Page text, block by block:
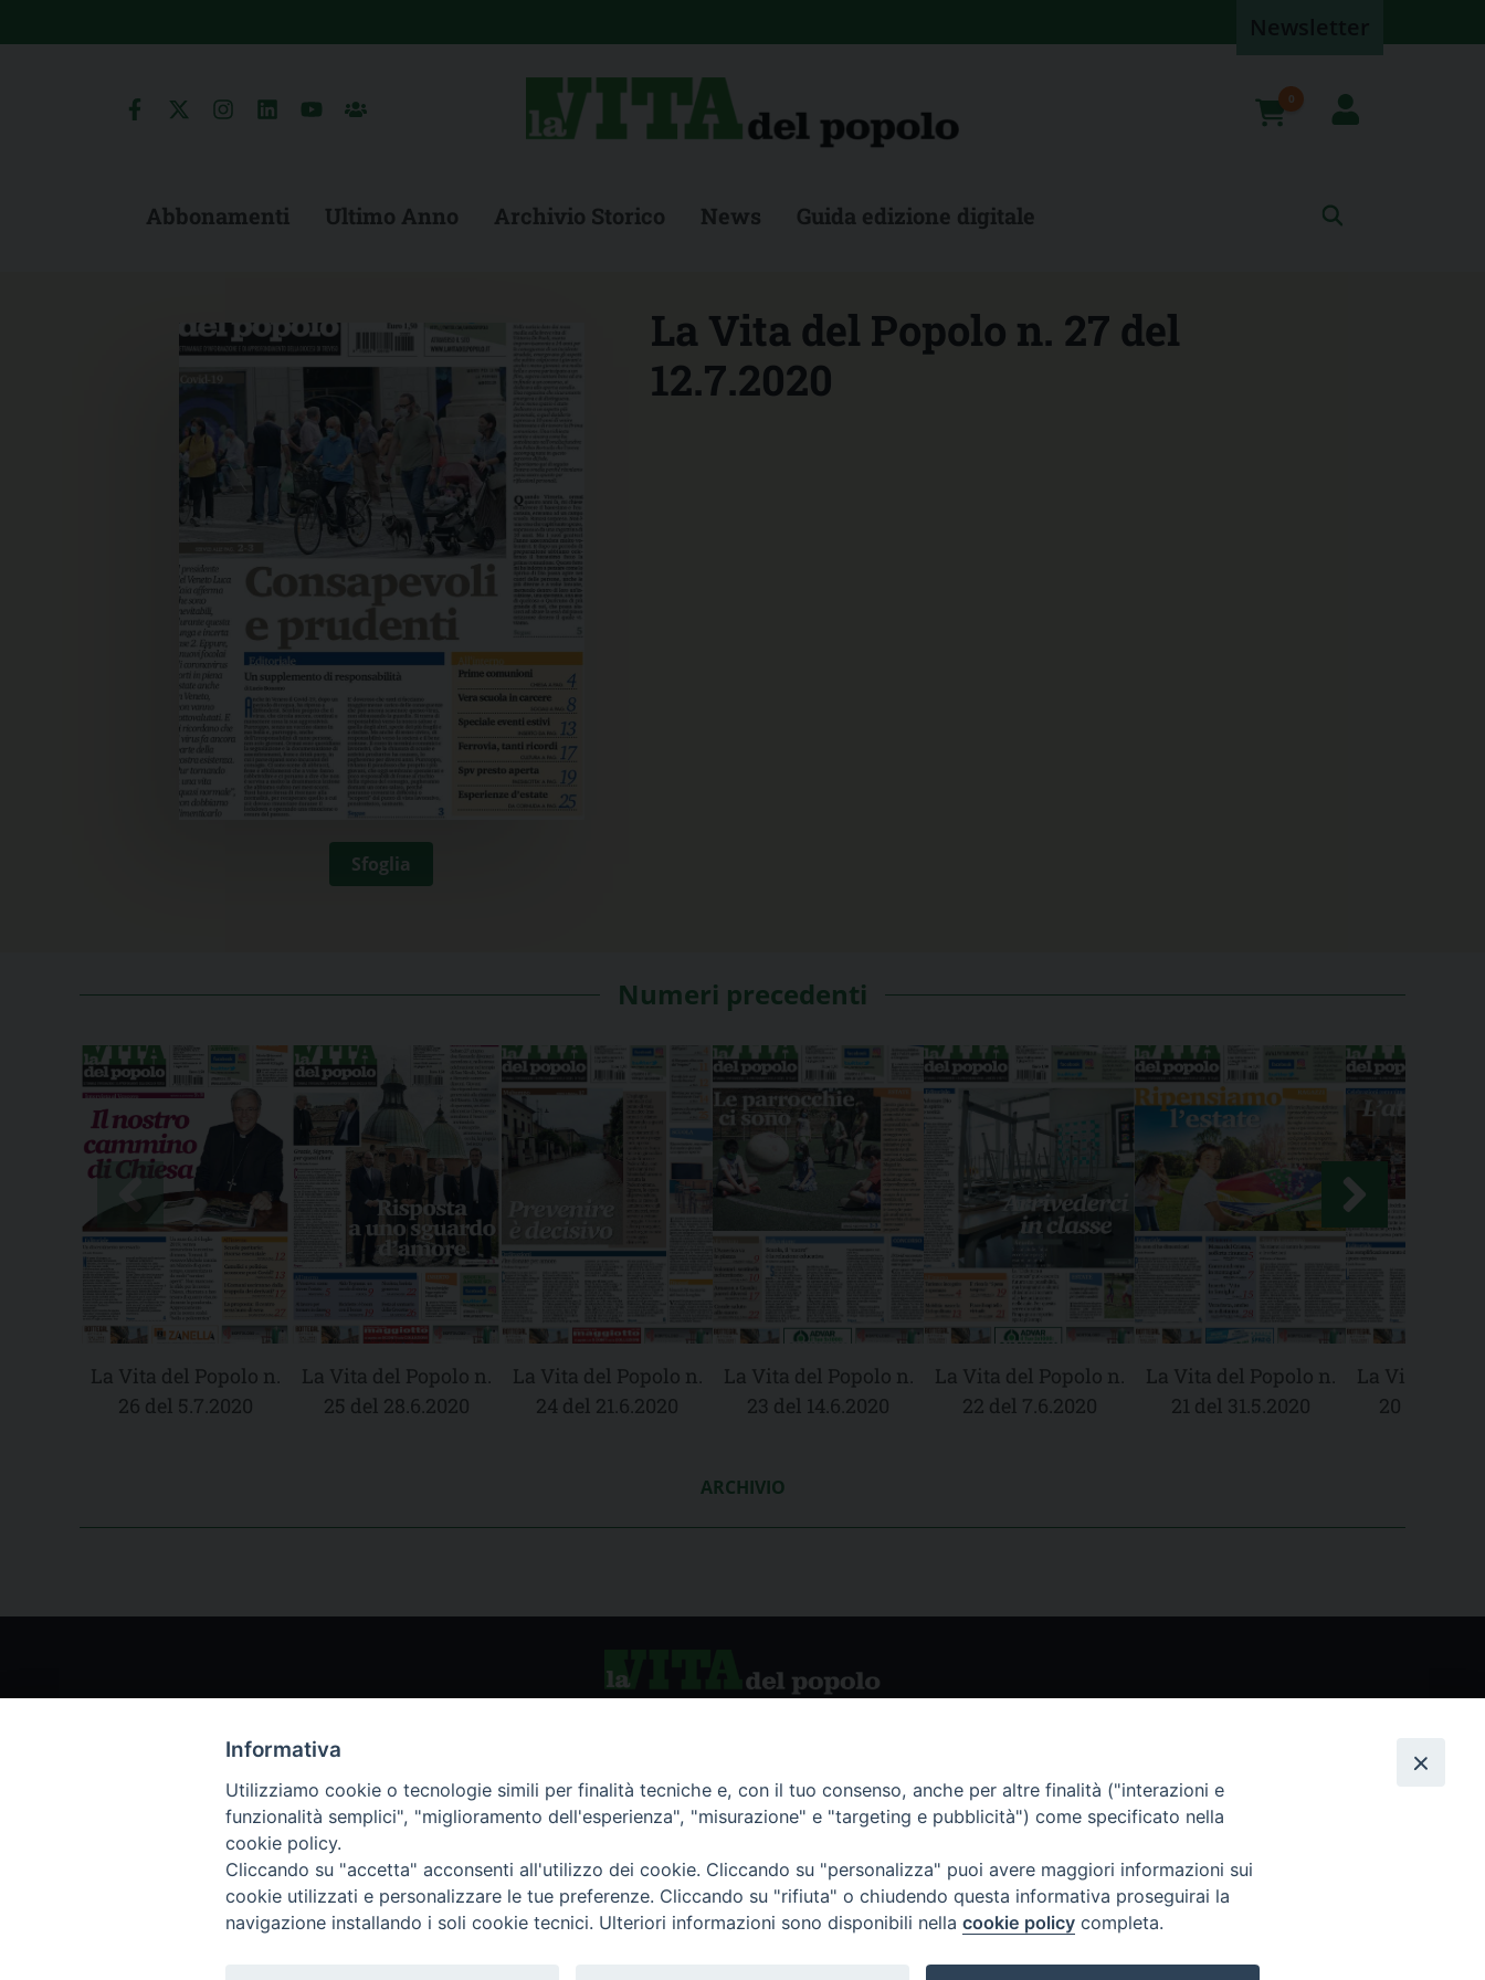
to
0
Abbonamenti Ultimo Anno Archivio Storico News Guida edizione digitale
Sfoglia
La Vita del Popolo n. 27 del
12.7.2020
Numeri precedenti
La Vita del Popolo n.
26 del 5.7.2020
La Vita del Popolo n.
25 del 28.6.2020
La Vita del Popolo n.
24 del 21.6.2020
La Vita del Popolo n.
23 del 14.6.2020
La Vita del Popolo n.
22 del 7.6.2020
La Vita del Popolo n.
21 del 31.5.2020
La Vita del
20 del
ARCHIVIO
Chi siamo
Servizio Clienti
Archivio rivista
Abbonamenti
Informativa
Utilizziamo cookie o tecnologie simili per finalità tecniche e, con il tuo consenso, anche per altre finalità ("interazioni e
funzionalità semplici", "miglioramento dell'esperienza", "misurazione" e "targeting e pubblicità") come specificato nella
cookie policy.
Cliccando su "accetta" acconsenti all'utilizzo dei cookie. Cliccando su "personalizza" puoi avere maggiori informazioni sui
cookie utilizzati e personalizzare le tue preferenze. Cliccando su "rifiuta" o chiudendo questa informativa proseguirai la
navigazione installando i soli cookie tecnici. Ulteriori informazioni sono disponibili nella cookie policy completa.